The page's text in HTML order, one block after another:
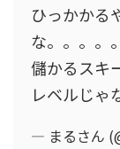
ひっかかる
な。。。。
儲かるスキ
レベルじゃ
— まるさん